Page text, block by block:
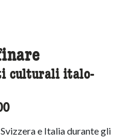
culturali italo-
e Italia durante gli